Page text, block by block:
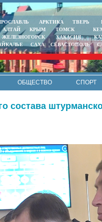
АРКТИКА ТВЕРЬ
АЛТАЙ КРЫМ ТОМСК
ЖЕЛЕЗНОГОРСК ХАКАСИЯ
САХА СЕВАСТОПОЛЬ
ОБЩЕСТВО СПОРТ
состава